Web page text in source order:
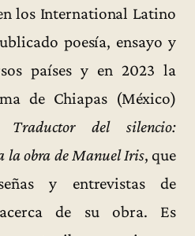
los International Latino
poesía, ensayo y
países y en 2023 la
de Chiapas (México)
Traductor del silencio:
la obra de Manuel Iris, que
y entrevistas de
de su obra. Es